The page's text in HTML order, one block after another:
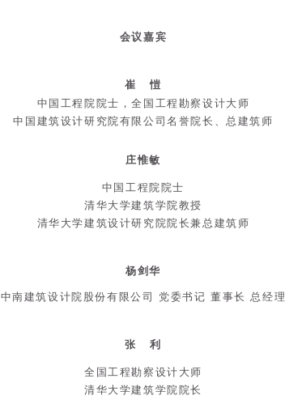
会议嘉宾
崔 愷
中国工程院院士，全国工程勘察设计大师
中国建筑设计研究院有限公司名誉院长、总建筑师
庄惟敏
中国工程院院士
清华大学建筑学院教授
清华大学建筑设计研究院院长兼总建筑师
杨剑华
中南建筑设计院股份有限公司 党委书记 董事长 总经理
张 利
全国工程勘察设计大师
清华大学建筑学院院长